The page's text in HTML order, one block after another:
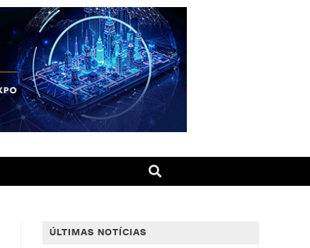
ÚLTIMAS NOTÍCIAS